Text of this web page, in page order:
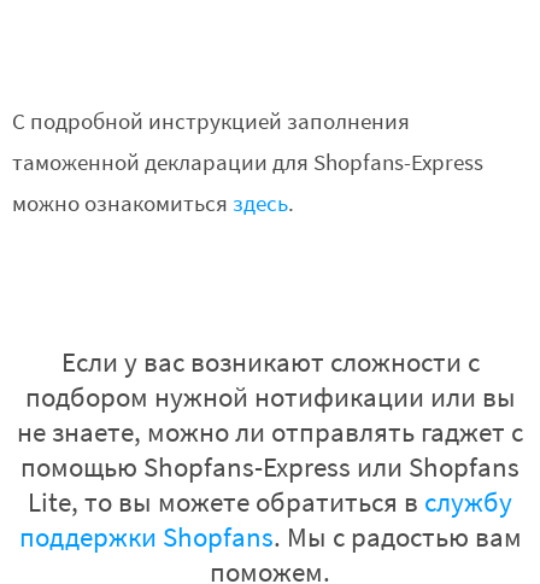
С подробной инструкцией заполнения
таможенной декларации для Shopfans-Express
можно ознакомиться здесь.
Если у вас возникают сложности с
подбором нужной нотификации или вы
не знаете, можно ли отправлять гаджет с
помощью Shopfans-Express или Shopfans
Lite, то вы можете обратиться в службу
поддержки Shopfans. Мы с радостью вам
поможем.